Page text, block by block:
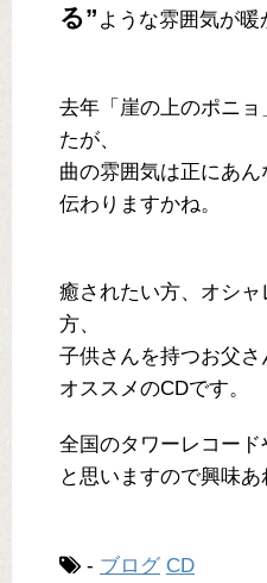
る” ような雰囲気が暖
去年「崖の上のポニ
たが、
曲の雰囲気は正にあん
伝わりますかね。
癒されたい方、オシ
方、
子供さんを持つお父
オススメのCDです。
全国のタワーレコー
と思いますので興味あ
- ブログ CD